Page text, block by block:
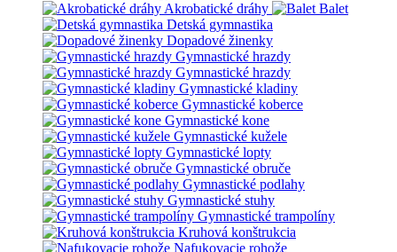
Akrobatické dráhy
Balet
Detská gymnastika
Dopadové žinenky
Gymnastické hrazdy
Gymnastické hrazdy
Gymnastické kladiny
Gymnastické koberce
Gymnastické kone
Gymnastické kužele
Gymnastické lopty
Gymnastické obruče
Gymnastické podlahy
Gymnastické stuhy
Gymnastické trampolíny
Kruhová konštrukcia
Nafukovacie rohože